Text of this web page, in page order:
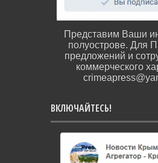
Представим Ваши
полуострове. Для
предложений и
коммерческого
ВКЛЮЧАЙТЕСЬ!